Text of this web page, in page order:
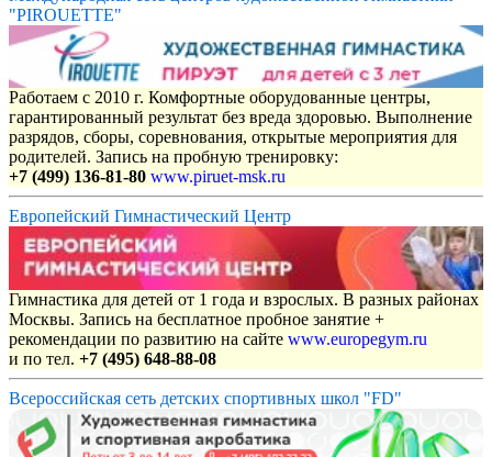
"PIROUETTE"
Работаем с 2010 г. Комфортные оборудованные центры,
гарантированный результат без вреда здоровью. Выполнение
разрядов, сборы, соревнования, открытые мероприятия для
родителей. Запись на пробную тренировку:
+7 (499) 136-81-80 www.piruet-msk.ru
Европейский Гимнастический Центр
Гимнастика для детей от 1 года и взрослых. В разных районах
Москвы. Запись на бесплатное пробное занятие +
рекомендации по развитию на сайте www.europegym.ru
и по тел. +7 (495) 648-88-08
Всероссийская сеть детских спортивных школ "FD"